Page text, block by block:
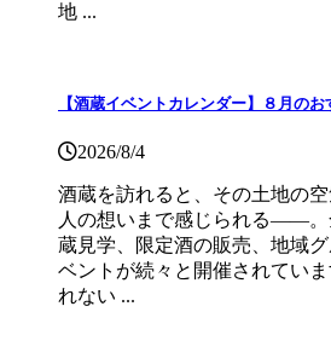
地 ...
【酒蔵イベントカレンダー】８月の
2026/8/4
酒蔵を訪れると、その土地の
人の想いまで感じられる——。
蔵見学、限定酒の販売、地域
ベントが続々と開催されてい
れない ...